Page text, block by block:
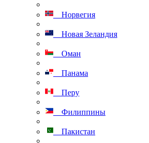
Норвегия
Новая Зеландия
Оман
Панама
Перу
Филиппины
Пакистан